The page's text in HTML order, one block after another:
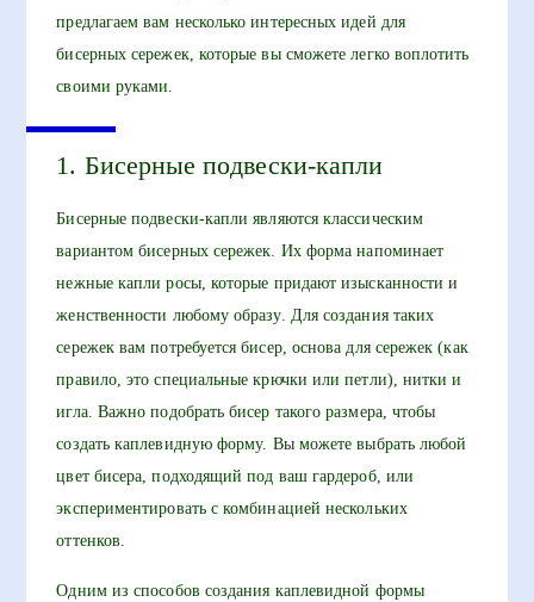
предлагаем вам несколько интересных идей для
бисерных сережек, которые вы сможете легко воплотить
своими руками.
1. Бисерные подвески-капли
Бисерные подвески-капли являются классическим
вариантом бисерных сережек. Их форма напоминает
нежные капли росы, которые придают изысканности и
женственности любому образу. Для создания таких
сережек вам потребуется бисер, основа для сережек (как
правило, это специальные крючки или петли), нитки и
игла. Важно подобрать бисер такого размера, чтобы
создать каплевидную форму. Вы можете выбрать любой
цвет бисера, подходящий под ваш гардероб, или
экспериментировать с комбинацией нескольких
оттенков.
Одним из способов создания каплевидной формы